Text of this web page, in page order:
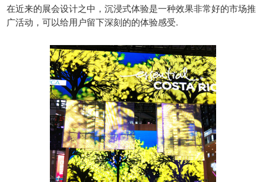
在近来的展会设计之中，沉浸式体验是一种效果非常好的市场推
广活动，可以给用户留下深刻的的体验感受.